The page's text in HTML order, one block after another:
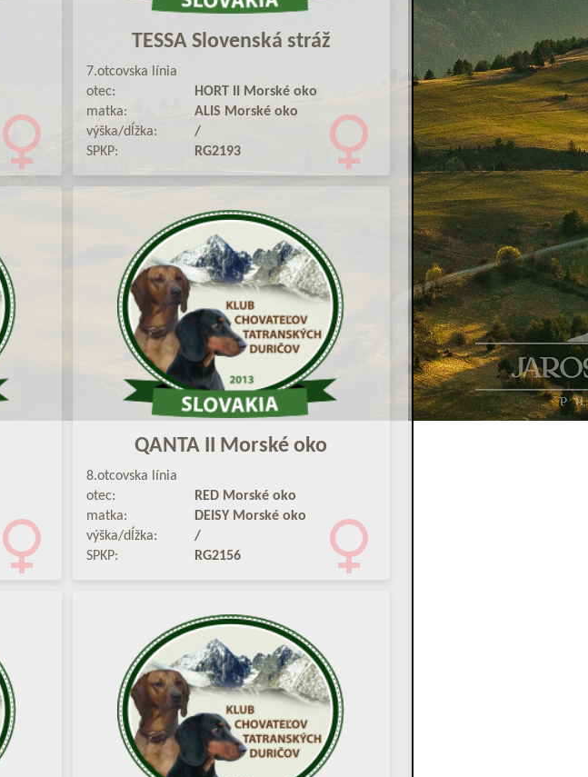
TESSA Slovenská stráž
7.otcovska línia
otec:
HORT II Morské oko
matka:
ALIS Morské oko
výška/dĺžka:
/
SPKP:
RG2193
QANTA II Morské oko
8.otcovska línia
otec:
RED Morské oko
matka:
DEISY Morské oko
výška/dĺžka:
/
SPKP:
RG2156